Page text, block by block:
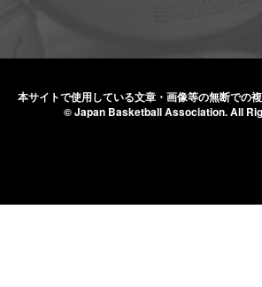
本サイトで使用している文章・画像等の無断での
© Japan Basketball Association.All